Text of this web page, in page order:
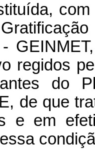
regidos
do
de que
e em